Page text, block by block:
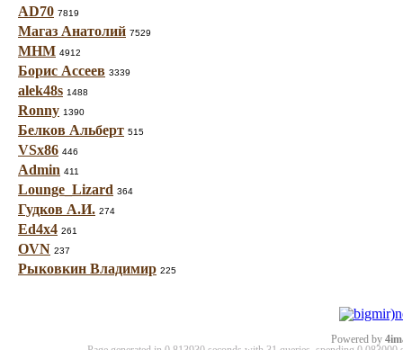
AD70 7819
Магаз Анатолий 7529
МНМ 4912
Борис Ассеев 3339
alek48s 1488
Ronny 1390
Белков Альберт 515
VSx86 446
Admin 411
Lounge_Lizard 364
Гудков А.И. 274
Ed4x4 261
OVN 237
Рыковкин Владимир 225
Powered by